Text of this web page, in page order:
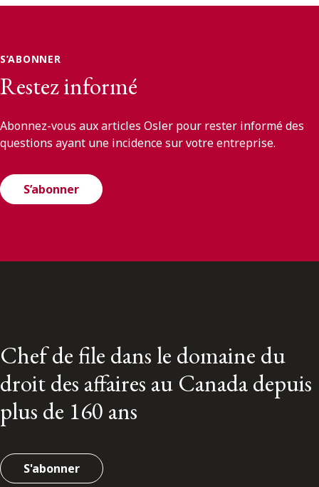
S’ABONNER
Restez informé
Abonnez-vous aux articles Osler pour rester informé des
questions ayant une incidence sur votre entreprise.
S’abonner
Chef de file dans le domaine du
droit des affaires au Canada depuis
plus de 160 ans
S'abonner